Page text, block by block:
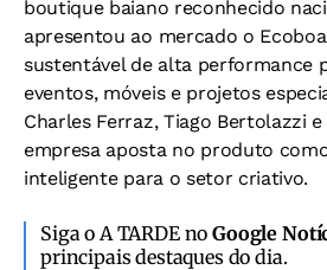
boutique baiano reconhecido
apresentou ao mercado o
sustentável de alta performance
eventos, móveis e projetos
Charles Ferraz, Tiago Bertolazzi
empresa aposta no produto
inteligente para o setor criativo.
Siga o A TARDE noGoogle
principais destaques do dia.